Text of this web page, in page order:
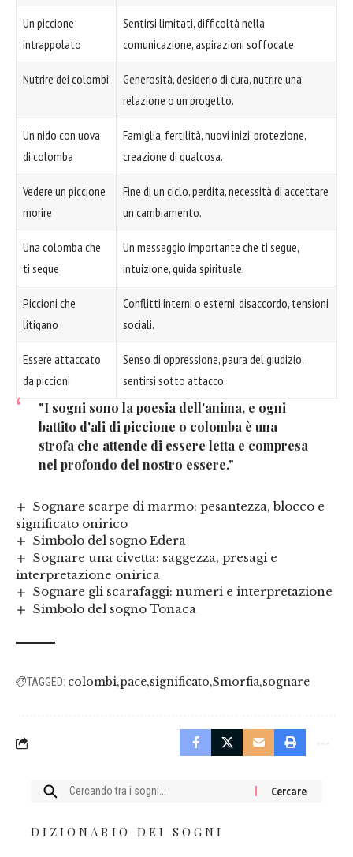
Un piccione
intrappolato
Sentirsi limitati, difficoltà nella
comunicazione, aspirazioni soffocate.
Nutrire dei colombi
Generosità, desiderio di cura, nutrire una
relazione o un progetto.
Un nido con uova
di colomba
Famiglia, fertilità, nuovi inizi, protezione,
creazione di qualcosa.
Vedere un piccione
morire
Fine di un ciclo, perdita, necessità di accettare
un cambiamento.
Una colomba che
ti segue
Un messaggio importante che ti segue,
intuizione, guida spirituale.
Piccioni che
litigano
Conflitti interni o esterni, disaccordo, tensioni
sociali.
Essere attaccato
da piccioni
Senso di oppressione, paura del giudizio,
sentirsi sotto attacco.
"I sogni sono la poesia dell'anima, e ogni
battito d'ali di piccione o colomba è una
strofa che attende di essere letta e compresa
nel profondo del nostro essere."
Sognare scarpe di marmo: pesantezza, blocco e
significato onirico
Simbolo del sogno Edera
Sognare una civetta: saggezza, presagi e
interpretazione onirica
Sognare gli scarafaggi: numeri e interpretazione
Simbolo del sogno Tonaca
TAGGED: colombi pace significato Smorfia sognare
Cercare:
DIZIONARIO DEI SOGNI